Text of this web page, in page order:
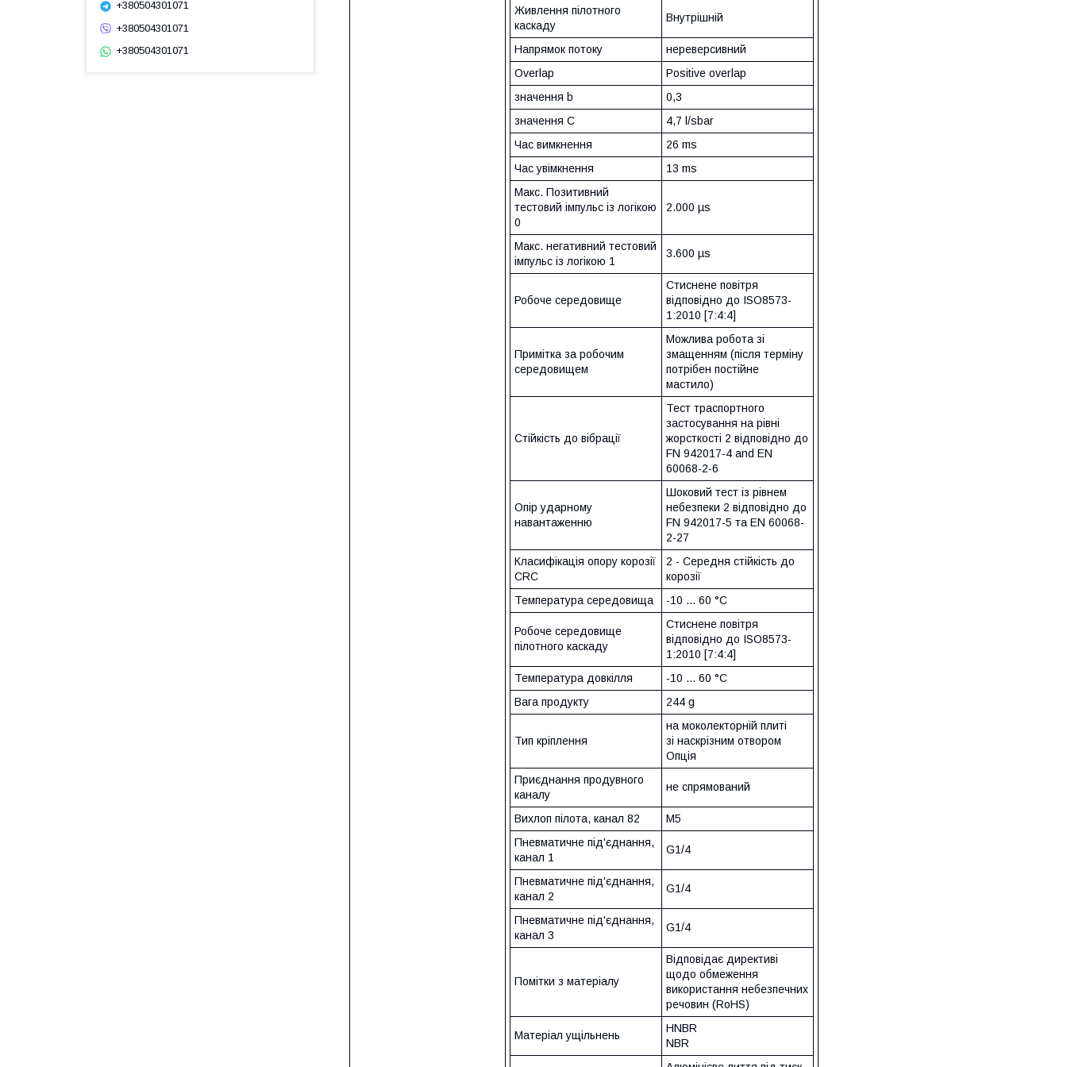
Живлення пілотного
каскаду
Внутрішній
Напрямок потоку
нереверсивний
Overlap
Positive overlap
значення b
0,3
значення С
4,7 l/sbar
Час вимкнення
26 ms
Час увімкнення
13 ms
Макс. Позитивний
тестовий імпульс із логікою
0
2.000 µs
Макс. негативний тестовий
імпульс із логікою 1
3.600 µs
Робоче середовище
Стиснене повітря
відповідно до ISO8573-
1:2010 [7:4:4]
Примітка за робочим
середовищем
Можлива робота зі
змащенням (після терміну
потрібен постійне
мастило)
Стійкість до вібрації
Тест траспортного
застосування на рівні
жорсткості 2 відповідно до
FN 942017-4 and EN
60068-2-6
Опір ударному
навантаженню
Шоковий тест із рівнем
небезпеки 2 відповідно до
FN 942017-5 та EN 60068-
2-27
Класифікація опору корозії
CRC
2 - Середня стійкість до
корозії
Температура середовища
-10 ... 60 °C
Робоче середовище
пілотного каскаду
Стиснене повітря
відповідно до ISO8573-
1:2010 [7:4:4]
Температура довкілля
-10 ... 60 °C
Вага продукту
244 g
Тип кріплення
на моколекторній плиті
зі наскрізним отвором
Опція
Приєднання продувного
каналу
не спрямований
Вихлоп пілота, канал 82
M5
Пневматичне під'єднання,
канал 1
G1/4
Пневматичне під'єднання,
канал 2
G1/4
Пневматичне під'єднання,
канал 3
G1/4
Помітки з матеріалу
Відповідає директиві
щодо обмеження
використання небезпечних
речовин (RoHS)
Матеріал ущільнень
HNBR
NBR
+380504301071
+380504301071
+380504301071